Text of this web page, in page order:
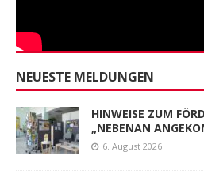
NEUESTE MELDUNGEN
HINWEISE ZUM
„NEBENAN
6. August 2026